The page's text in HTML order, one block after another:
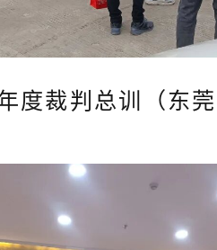
度裁判总训（东